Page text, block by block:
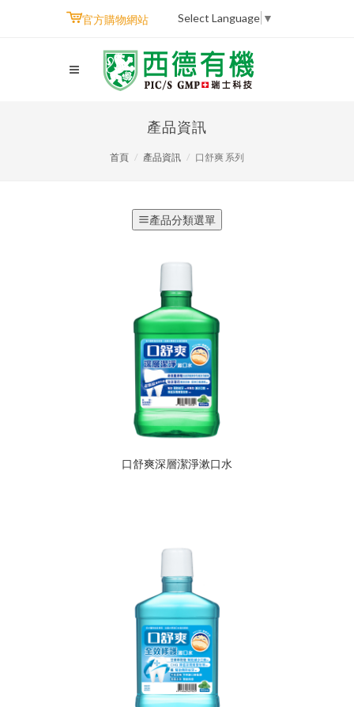
官方購物網站 Select Language ▼
產品資訊
首頁 產品資訊 口舒爽 系列
產品分類選單
口舒爽深層潔淨漱口水